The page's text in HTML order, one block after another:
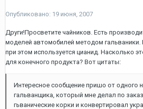
Опубликовано: 19 июня, 2007
Други!Просветите чайников. Есть
моделей автомобилей методом гальваники.
при этом используется цианид. Насколько
для конечного продукта? Вот цитаты:
Интересное сообщение пришо от одного
гальванщика, который мне делал по
гьванические корки и конвертировал